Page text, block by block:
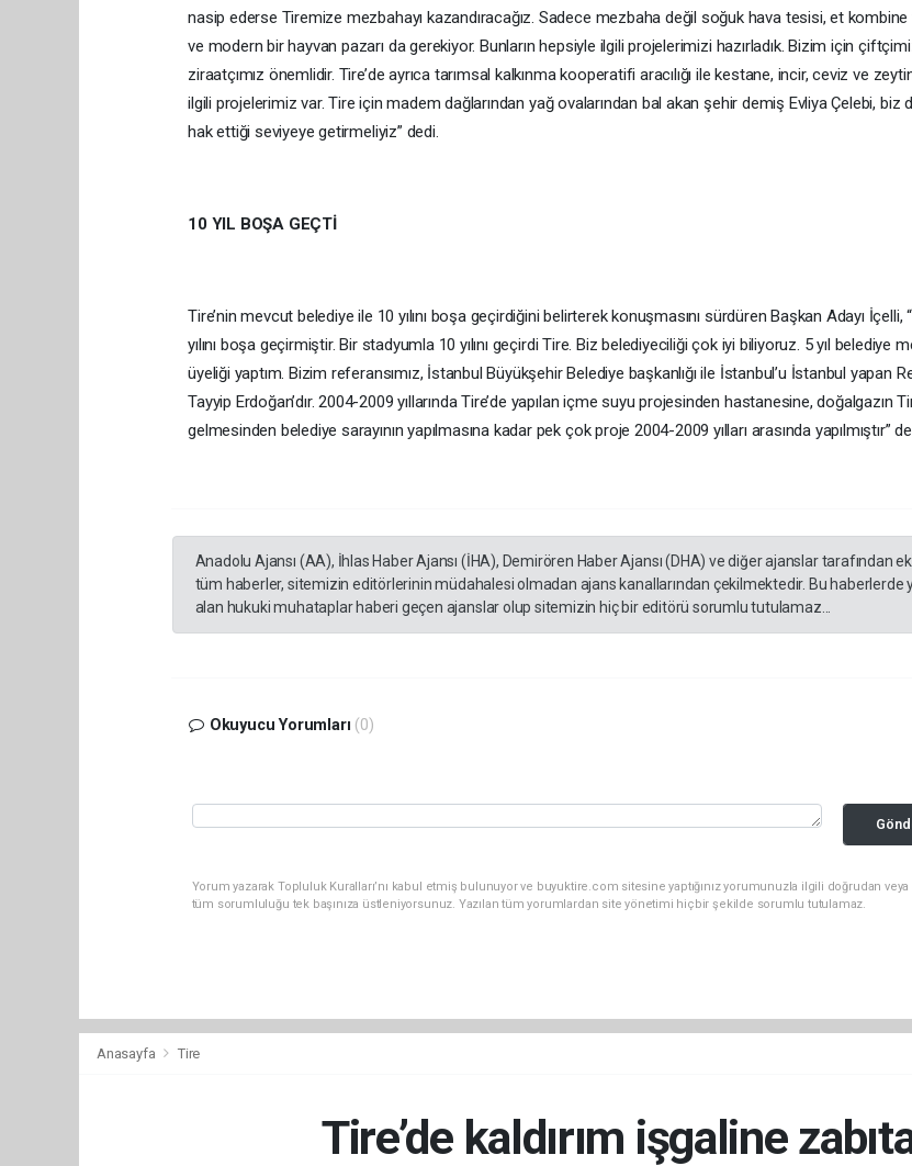
nasip ederse Tiremize mezbahayı kazandıracağız. Sadece mezbaha değil soğuk hava tesisi, et
ve modern bir hayvan pazarı da gerekiyor. Bunların hepsiyle ilgili projelerimizi hazırladık. Bizim için
ziraatçımız önemlidir. Tire’de ayrıca tarımsal kalkınma kooperatifi aracılığı ile kestane, incir, ceviz ve
ilgili projelerimiz var. Tire için madem dağlarından yağ ovalarından bal akan şehir demiş Evliya Çelebi, biz
hak ettiği seviyeye getirmeliyiz” dedi.
10 YIL BOŞA GEÇTİ
Tire’nin mevcut belediye ile 10 yılını boşa geçirdiğini belirterek konuşmasını sürdüren Başkan Adayı İçelli,
yılını boşa geçirmiştir. Bir stadyumla 10 yılını geçirdi Tire. Biz belediyeciliği çok iyi biliyoruz. 5 yıl belediye
üyeliği yaptım. Bizim referansımız, İstanbul Büyükşehir Belediye başkanlığı ile İstanbul’u İstanbul yapan
Tayyip Erdoğan’dır. 2004-2009 yıllarında Tire’de yapılan içme suyu projesinden hastanesine, doğalgazın
gelmesinden belediye sarayının yapılmasına kadar pek çok proje 2004-2009 yılları arasında yapılmıştır”
Anadolu Ajansı (AA), İhlas Haber Ajansı (İHA), Demirören Haber Ajansı (DHA) ve diğer ajanslar tarafından
tüm haberler, sitemizin editörlerinin müdahalesi olmadan ajans kanallarından çekilmektedir. Bu haberlerde
alan hukuki muhataplar haberi geçen ajanslar olup sitemizin hiç bir editörü sorumlu tutulamaz...
Okuyucu Yorumları (0)
Yorum yazarak Topluluk Kuralları’nı kabul etmiş bulunuyor ve buyuktire.com sitesine yaptığınız yorumunuzla ilgili doğrudan veya
tüm sorumluluğu tek başınıza üstleniyorsunuz. Yazılan tüm yorumlardan site yönetimi hiçbir şekilde sorumlu tutulamaz.
Anasayfa Tire
Tire’de kaldırım işgaline